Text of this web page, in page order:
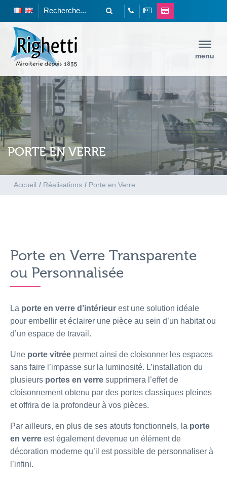
menu
PORTE EN VERRE
Accueil / Réalisations / Porte en Verre
Porte en Verre Transparente
ou Personnalisée
La porte en verre d’intérieur est une solution idéale
pour embellir et éclairer une pièce au sein d’un habitat ou
d’un espace de travail.
Une porte vitrée permet ainsi de cloisonner les espaces
sans faire l’impasse sur la luminosité. L’installation du
plusieurs portes en verre supprimera l’effet de
cloisonnement obtenu par des portes classiques pleines
et offrira de la profondeur à vos pièces.
Par ailleurs, en plus de ses atouts fonctionnels, la porte
en verre est également devenue un élément de
décoration moderne qu’il est possible de personnaliser à
l’infini.